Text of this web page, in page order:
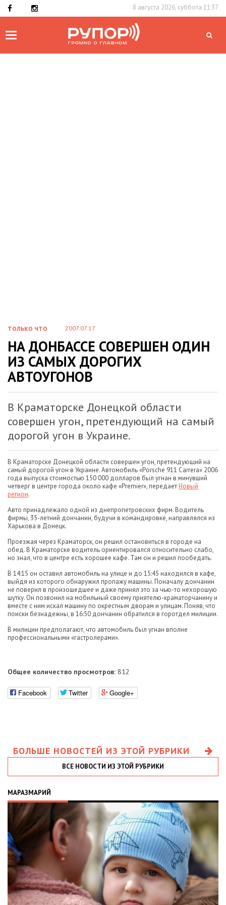
8 августа 2026, суббота 11:37
Toggle
ТОЛЬКО ЧТО 2007.07.17
НА ДОНБАССЕ СОВЕРШЕН ОДИН
ИЗ САМЫХ ДОРОГИХ
АВТОУГОНОВ
В Краматорске Донецкой области
совершен угон, претендующий на самый
дорогой угон в Украине.
В Краматорске Донецкой области совершен угон, претендующий на
самый дорогой угон в Украине. Автомобиль «Porsche 911 Carrera» 2006
года выпуска стоимостью 150 000 долларов был угнан в минувший
четверг в центре города около кафе «Premier», передаетНовый
регион.
Авто принадлежало одной из днепропетровских фирм. Водитель
фирмы, 35-летний дончанин, будучи в командировке, направлялся из
Харькова в Донецк.
Проезжая через Краматорск, он решил остановиться в городе на
обед. В Краматорске водитель ориентировался относительно слабо,
но знал, что в центре есть хорошее кафе. Там он и решил пообедать.
В 14:15 он оставил автомобиль на улице и до 15:45 находился в кафе,
выйдя из которого обнаружил пропажу машины. Поначалу дончанин
не поверил в произошедшее и даже принял это за чью-то нехорошую
шутку. Он позвонил на мобильный своему приятелю-краматорчанину и
вместе с ним искал машину по окрестным дворам и улицам. Поняв, что
поиски безнадежны, в 16:50 дончанин обратился в горотдел милиции.
В милиции предполагают, что автомобиль был угнан вполне
профессиональными «гастролерами».
Общее количество просмотров: 812
Facebook Twitter Google+
БОЛЬШЕ НОВОСТЕЙ ИЗ ЭТОЙ РУБРИКИ
ВСЕ НОВОСТИ ИЗ ЭТОЙ РУБРИКИ
МАРАЗМАРИЙ